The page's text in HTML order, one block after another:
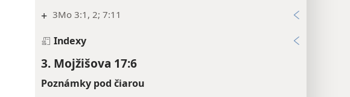
+ 3Mo 3:1, 2; 7:11
Indexy
3. Mojžišova 17:6
Poznámky pod čiarou